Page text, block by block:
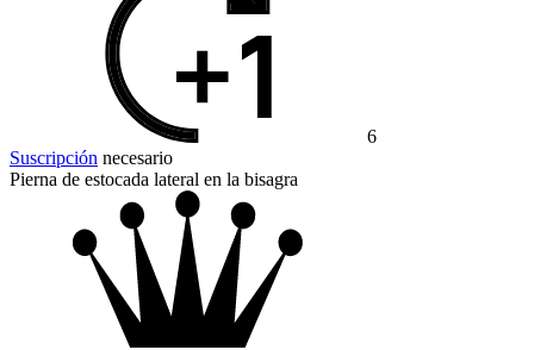
6
Suscripción necesario
Pierna de estocada lateral en la bisagra